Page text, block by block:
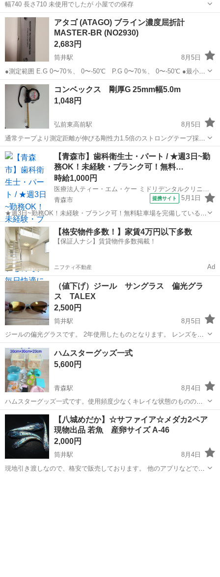
幅740 長さ710 未使用でしたが 小屋での保存
青森 青森市 その他
アタゴ (ATAGO) ブライン濃度屈折計
MASTER-BR (NO2930)
2,683円
筒井駅
8月5日
●測定範囲 E.G 0〜70％、 0〜-50℃ P.G 0〜70％、 0〜-50℃ ●最小目
盛 E.G 5％ 、 5℃ P.G 5％ 、 5℃ ●寸法・重量 3.2×3.4× 16.8cm、
90g 《特長》 ●グリコ...
青森 青森市 その他 アタゴ
コンベックス 剛厚G 25mm幅5.0m
1,048円
弘前東高前駅
8月5日
通常テープより測定距離が伸びる剛性力1.5倍のストロングテープ採用
弾性樹脂で全身をガード 落下時の衝撃から爪を守るフックガードバン
パー 0点補正移動爪 ショックアブソーバー付
青森 弘前東高前駅 その他 コンベックス
【青森市】歯科衛生士・パート / ★週3日~勤
務OK！未経験・ブランク可！無料…
時給1,000円
青森市
提携サイト 5月1日
★週3日~勤務OK！未経験・ブランク可！無料駐車場を完備しているの
で、毎日快適に通勤できます★ 時給： 1,000円~1,800円 アクセス：青
い森鉄道線 筒井 車で8分 オススメコメント ●週3日~勤務が可能です。
ラ...
青森 青森市 歯科衛生士
【格安物件多数！】家賃4万円以下多数
【保証人ナシ】賃貸物件多数掲載！
ニフティ不動産 Ad
（値下げ）ジール サングラス 偏光グラ
ス TALEX
2,500円
筒井駅
8月5日
ジールの偏光グラスです。 2年使用したものとなります。 レンズを
TALEXのコパーに入れ替えたあと使用していなかったので、レンズは
新品です。 もう一つの方ばかり使ってましたので、フレーム自体も使
用頻度も少ない方だと思います。...
青森 青森市 筒井駅 その他 偏光
ハムスターグッズ一式
5,600円
青森駅
8月4日
ハムスターグッズ一式です。使用頻度少なくキレイな状態のもののみ
見繕いました。一式でのご購入よろしくお願いいたします。
青森 青森市 青森駅 その他 一式
【八城めだか】☆サファイア☆メダカ2ペア
現物出品 若魚 産卵サイズ A-46
2,000円
筒井駅
8月4日
現地引き渡しなので、格安で販売しております。 他のアプリなどでも